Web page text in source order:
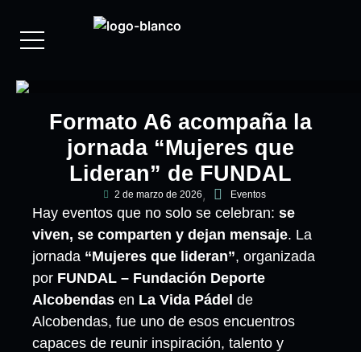
Formato A6 acompaña la
jornada “Mujeres que
Lideran” de FUNDAL
2 de marzo de 2026 Eventos
Hay eventos que no solo se celebran: se
viven, se comparten y dejan mensaje. La
jornada “Mujeres que lideran”, organizada
por FUNDAL – Fundación Deporte
Alcobendas en La Vida Pádel de
Alcobendas, fue uno de esos encuentros
capaces de reunir inspiración, talento y